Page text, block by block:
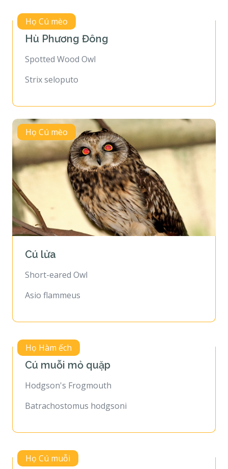
Họ Cú mèo
Hù Phương Đông
Spotted Wood Owl
Strix seloputo
Họ Cú mèo
Cú lửa
Short-eared Owl
Asio flammeus
Họ Hàm ếch
Cú muỗi mỏ quặp
Hodgson's Frogmouth
Batrachostomus hodgsoni
Họ Cú muỗi